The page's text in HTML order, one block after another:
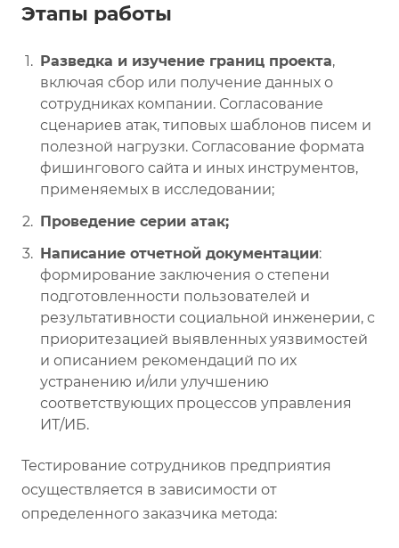
Этапы работы
Разведка и изучение границ проекта,
включая сбор или получение данных о
сотрудниках компании. Согласование
сценариев атак, типовых шаблонов писем и
полезной нагрузки. Согласование формата
фишингового сайта и иных инструментов,
применяемых в исследовании;
Проведение серии атак;
Написание отчетной документации:
формирование заключения о степени
подготовленности пользователей и
результативности социальной инженерии, с
приоритезацией выявленных уязвимостей
и описанием рекомендаций по их
устранению и/или улучшению
соответствующих процессов управления
ИТ/ИБ.
Тестирование сотрудников предприятия
осуществляется в зависимости от
определенного заказчика метода: